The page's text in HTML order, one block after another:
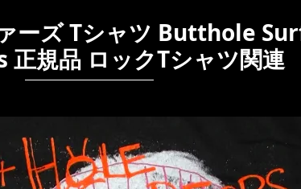
ーズ Tシャツ Butthole
正規品 ロックTシャツ関連